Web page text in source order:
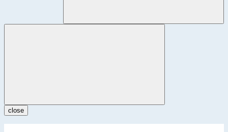
close